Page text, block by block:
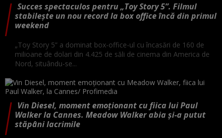
Succes spectaculos pentru „Toy Story 5”. Filmul
stabilește un nou record la box office încă din primul
weekend
„Toy Story 5” a dominat box-office-ul cu încasări de 160 de
milioane de dolari din 4.425 de săli de cinema din America de
Nord, situându-se...
Vin Diesel, moment emoționant cu fiica lui Paul
Walker la Cannes. Meadow Walker abia și-a putut
stăpâni lacrimile